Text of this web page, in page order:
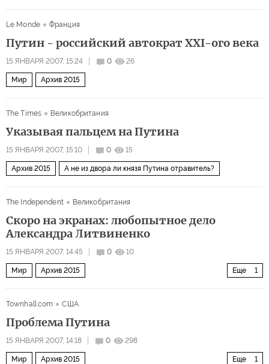
Le Monde Франция
Путин - российский автократ XXI-ого века
15 ЯНВАРЯ 2007, 15:24 0 26
Мир Архив 2015
The Times Великобритания
Указывая пальцем на Путина
15 ЯНВАРЯ 2007, 15:10 0 15
Архив 2015 А не из двора ли князя Путина отравитель?
The Independent Великобритания
Скоро на экранах: любопытное дело
Александра Литвиненко
15 ЯНВАРЯ 2007, 14:45 0 10
Еще 1
Мир Архив 2015
Townhall.com
США
Проблема Путина
15 ЯНВАРЯ 2007, 14:18 0 298
Еще 1
Мир Архив 2015